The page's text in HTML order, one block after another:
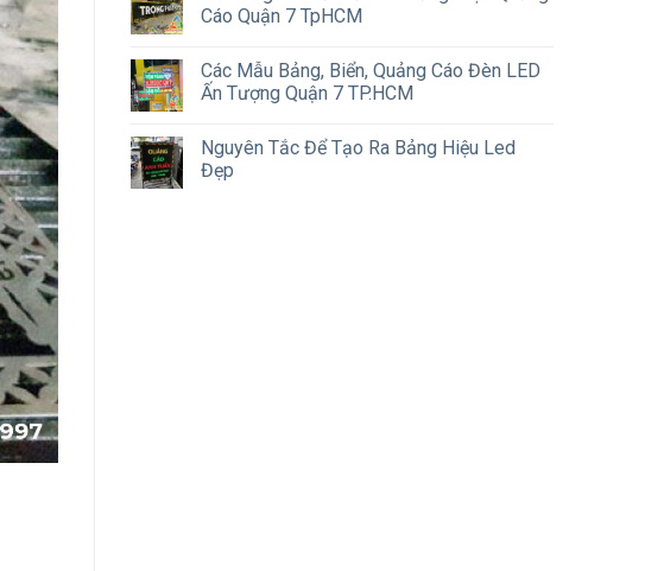
Cáo Quận 7 TpHCM
Các Mẫu Bảng, Biển, Quảng Cáo Đèn LED
Ấn Tượng Quận 7 TP.HCM
Nguyên Tắc Để Tạo Ra Bảng Hiệu Led
Đẹp